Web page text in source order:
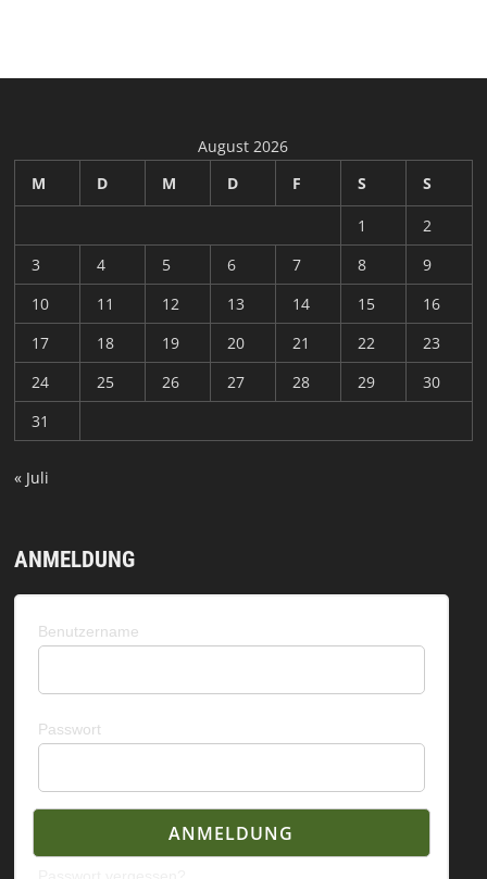
August 2026
M
D M D F S S
1
2
3
4 5 6 7 8
9
10
11 12 13 14 15
16
17
18 19 20 21 22
23
24
25 26 27 28 29
30
31
« Juli
ANMELDUNG
Benutzername
Passwort